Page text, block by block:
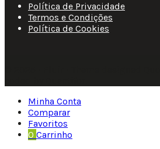
Política de Privacidade
Termos e Condições
Política de Cookies
Minha Conta
Comparar
Favoritos
0 Carrinho